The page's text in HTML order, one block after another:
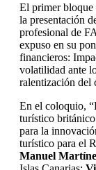
El primer bloque
la presentación
profesional de
expuso en su
financieros:
volatilidad ante
ralentización del
En el coloquio,
turístico
para la
turístico para el
Manuel